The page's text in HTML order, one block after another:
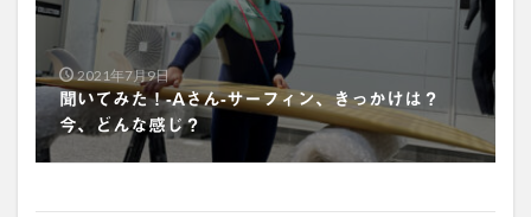
2021年7月9日
聞いてみた！-Aさん-サーフィン、きっかけは？
今、どんな感じ？